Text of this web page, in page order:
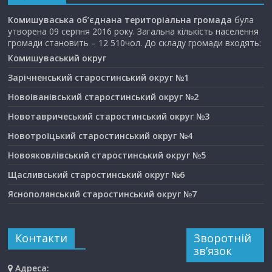
Комишуваська об’єднана територіальна громада була
утворена 09 серпня 2016 року. Загальна кількість населення
громади становить – 12 510чол. До складу громади входять:
Комишуваський округ
Зарічненський старостинський округ №1
Новоіванівський старостинський округ №2
Новотавричеський старостинський округ №3
Новотроїцький старостинський округ №4
Новояковлівський старостинський округ №5
Щасливський старостинський округ №6
Яснополянський старостинський округ №7
Контакти
Адреса:
Зворотній
зв’язок